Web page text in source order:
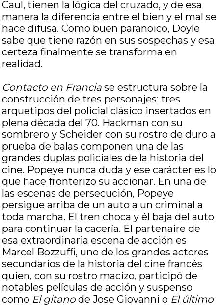
Caul, tienen la lógica del cruzado, y de esa
manera la diferencia entre el bien y el mal se
hace difusa. Como buen paranoico, Doyle
sabe que tiene razón en sus sospechas y esa
certeza finalmente se transforma en
realidad.
Contacto en Francia se estructura sobre la
construcción de tres personajes: tres
arquetipos del policial clásico insertados en
plena década del 70. Hackman con su
sombrero y Scheider con su rostro de duro a
prueba de balas componen una de las
grandes duplas policiales de la historia del
cine. Popeye nunca duda y ese carácter es lo
que hace fronterizo su accionar. En una de
las escenas de persecución, Popeye
persigue arriba de un auto a un criminal a
toda marcha. El tren choca y él baja del auto
para continuar la cacería. El partenaire de
esa extraordinaria escena de acción es
Marcel Bozzuffi, uno de los grandes actores
secundarios de la historia del cine francés
quien, con su rostro macizo, participó de
notables películas de acción y suspenso
como El gitanode Jose Giovanni o El último